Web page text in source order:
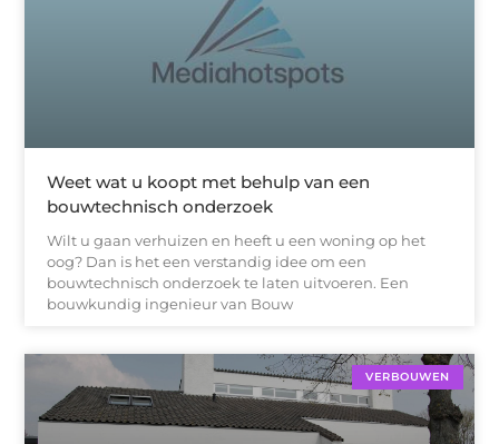
Weet wat u koopt met behulp van een
bouwtechnisch onderzoek
Wilt u gaan verhuizen en heeft u een woning op het
oog? Dan is het een verstandig idee om een
bouwtechnisch onderzoek te laten uitvoeren. Een
bouwkundig ingenieur van Bouw
VERBOUWEN